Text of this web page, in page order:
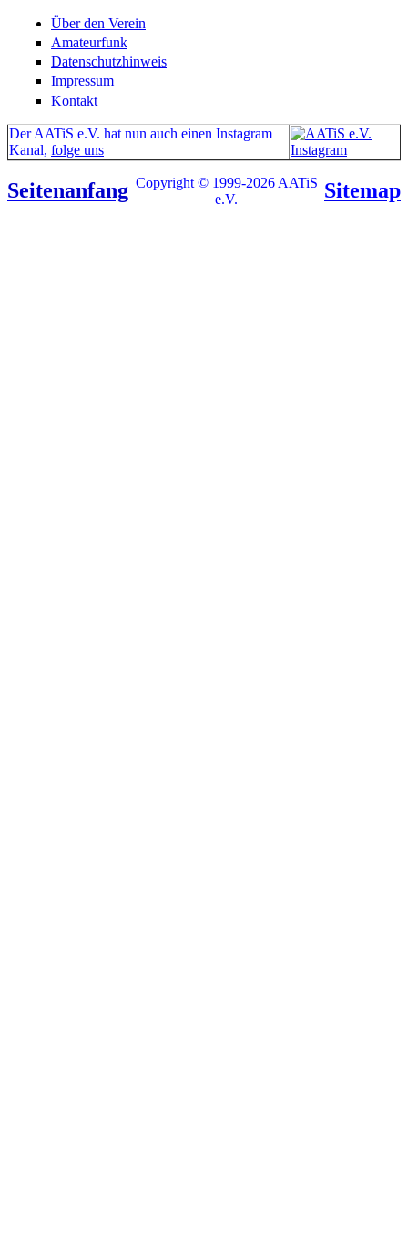
Über den Verein
Amateurfunk
Datenschutzhinweis
Impressum
Kontakt
Der AATiS e.V. hat nun auch einen Instagram
Kanal, folge uns
Seitenanfang Copyright © 1999-2026 AATiS
e.V.
Sitemap